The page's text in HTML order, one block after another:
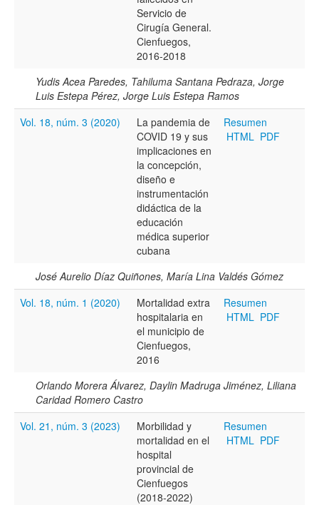
Servicio de
Cirugía General.
Cienfuegos,
2016-2018
Yudis Acea Paredes, Tahiluma Santana Pedraza, Jorge
Luis Estepa Pérez, Jorge Luis Estepa Ramos
Vol. 18, núm. 3 (2020)
La pandemia de
COVID 19 y sus
implicaciones en
la concepción,
diseño e
instrumentación
didáctica de la
educación
médica superior
cubana
Resumen
HTML PDF
José Aurelio Díaz Quiñones, María Lina Valdés Gómez
Vol. 18, núm. 1 (2020)
Mortalidad extra
hospitalaria en
el municipio de
Cienfuegos,
2016
Resumen
HTML PDF
Orlando Morera Álvarez, Daylin Madruga Jiménez, Liliana
Caridad Romero Castro
Vol. 21, núm. 3 (2023)
Morbilidad y
mortalidad en el
hospital
provincial de
Cienfuegos
(2018-2022)
Resumen
HTML PDF